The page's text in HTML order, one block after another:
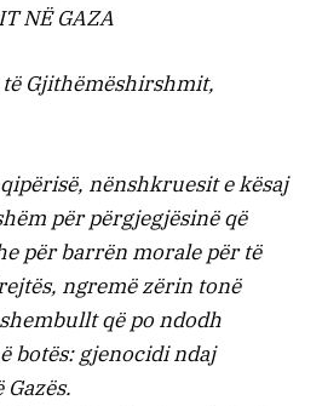
NË GAZA
Gjithëmëshirshmit,
nënshkruesit e kësaj
për përgjegjësinë që
për barrën morale për të
ngremë zërin tonë
që po ndodh
botës: gjenocidi ndaj